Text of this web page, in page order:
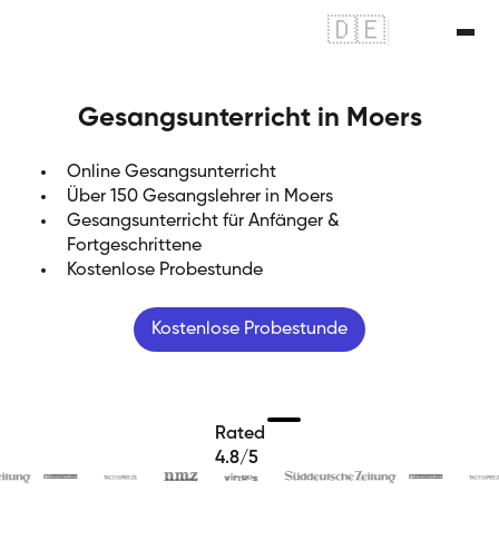
🇩🇪
Gesangsunterricht in Moers
Online Gesangsunterricht
Über 150 Gesangslehrer in Moers
Gesangsunterricht für Anfänger &
Fortgeschrittene
Kostenlose Probestunde
Kostenlose Probestunde
Rated
4.8/5